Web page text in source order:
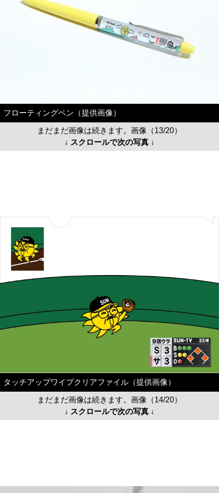
フローティングペン（提供画像）
まだまだ画像は続きます。画像（13/20）
↓ スクロールで次の写真 ↓
タッチアップワイプクリアファイル（提供画像）
まだまだ画像は続きます。画像（14/20）
↓ スクロールで次の写真 ↓